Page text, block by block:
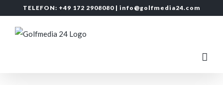
springen
TELEFON: +49 172 2908080 | info@golfmedia24.com